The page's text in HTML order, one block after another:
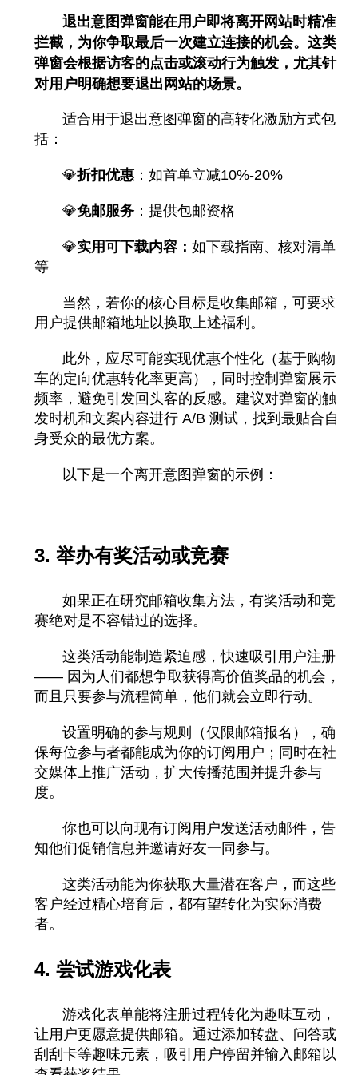
退出意图弹窗能在用户即将离开网站时精准
拦截，为你争取最后一次建立连接的机会。这类
弹窗会根据访客的点击或滚动行为触发，尤其针
对用户明确想要退出网站的场景。
适合用于退出意图弹窗的高转化激励方式包
括：
💎折扣优惠 ：如首单立减10%-20%
💎免邮服务 ：提供包邮资格
💎实用可下载内容： 如下载指南、核对清单
等
当然，若你的核心目标是收集邮箱，可要求
用户提供邮箱地址以换取上述福利。
此外，应尽可能实现优惠个性化（基于购物
车的定向优惠转化率更高），同时控制弹窗展示
频率，避免引发回头客的反感。建议对弹窗的触
发时机和文案内容进行 A/B 测试，找到最贴合自
身受众的最优方案。
以下是一个离开意图弹窗的示例：
3. 举办有奖活动或竞赛
如果正在研究邮箱收集方法，有奖活动和竞
赛绝对是不容错过的选择。
这类活动能制造紧迫感，快速吸引用户注册
—— 因为人们都想争取获得高价值奖品的机会，
而且只要参与流程简单，他们就会立即行动。
设置明确的参与规则（仅限邮箱报名），确
保每位参与者都能成为你的订阅用户；同时在社
交媒体上推广活动，扩大传播范围并提升参与
度。
你也可以向现有订阅用户发送活动邮件，告
知他们促销信息并邀请好友一同参与。
这类活动能为你获取大量潜在客户，而这些
客户经过精心培育后，都有望转化为实际消费
者。
4. 尝试游戏化表
游戏化表单能将注册过程转化为趣味互动，
让用户更愿意提供邮箱。通过添加转盘、问答或
刮刮卡等趣味元素，吸引用户停留并输入邮箱以